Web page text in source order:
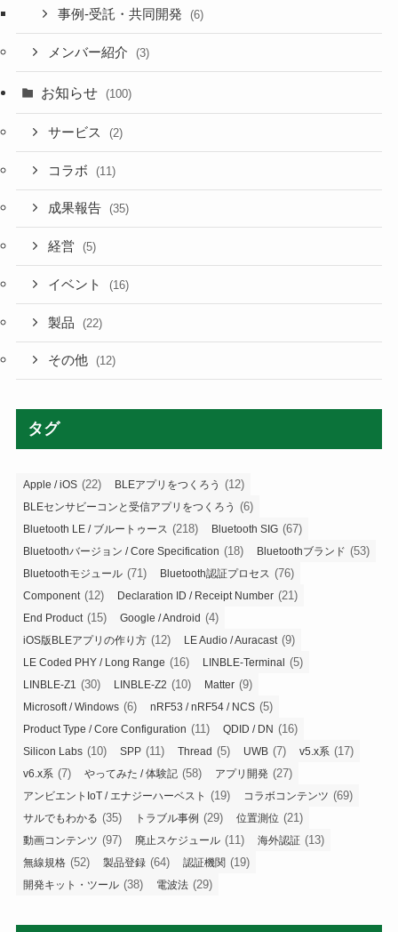
事例-受託・共同開発 (6)
メンバー紹介 (3)
お知らせ (100)
サービス (2)
コラボ (11)
成果報告 (35)
経営 (5)
イベント (16)
製品 (22)
その他 (12)
タグ
Apple / iOS (22) BLEアプリをつくろう (12)
BLEセンサビーコンと受信アプリをつくろう (6)
Bluetooth LE / ブルートゥース (218) Bluetooth SIG (67)
Bluetoothバージョン / Core Specification (18) Bluetoothブランド (53)
Bluetoothモジュール (71) Bluetooth認証プロセス (76)
Component(12) Declaration ID / Receipt Number (21)
End Product(15) Google / Android (4)
iOS版BLEアプリの作り方 (12) LE Audio / Auracast(9)
LE Coded PHY / Long Range (16) LINBLE-Terminal (5)
LINBLE-Z1 (30) LINBLE-Z2 (10) Matter (9)
Microsoft / Windows (6) nRF53 / nRF54 / NCS (5)
Product Type / Core Configuration (11) QDID / DN (16)
Silicon Labs (10) SPP (11) Thread (5) UWB (7) v5.x系 (17)
v6.x系 (7) やってみた / 体験記 (58) アプリ開発 (27)
アンビエントIoT / エナジーハーベスト (19) コラボコンテンツ (69)
サルでもわかる (35) トラブル事例 (29) 位置測位 (21)
動画コンテンツ (97) 廃止スケジュール (11) 海外認証 (13)
無線規格 (52) 製品登録 (64) 認証機関 (19)
開発キット・ツール (38) 電波法 (29)